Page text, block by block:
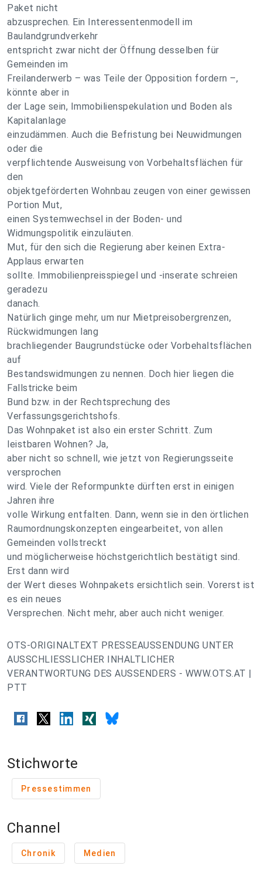
Paket nicht
abzusprechen. Ein Interessentenmodell im
Baulandgrundverkehr
entspricht zwar nicht der Öffnung desselben für
Gemeinden im
Freilanderwerb – was Teile der Opposition fordern –,
könnte aber in
der Lage sein, Immobilienspekulation und Boden als
Kapitalanlage
einzudämmen. Auch die Befristung bei Neuwidmungen
oder die
verpflichtende Ausweisung von Vorbehaltsflächen für
den
objektgeförderten Wohnbau zeugen von einer gewissen
Portion Mut,
einen Systemwechsel in der Boden- und
Widmungspolitik einzuläuten.
Mut, für den sich die Regierung aber keinen Extra-
Applaus erwarten
sollte. Immobilienpreisspiegel und -inserate schreien
geradezu
danach.
Natürlich ginge mehr, um nur Mietpreisobergrenzen,
Rückwidmungen lang
brachliegender Baugrundstücke oder Vorbehaltsflächen
auf
Bestandswidmungen zu nennen. Doch hier liegen die
Fallstricke beim
Bund bzw. in der Rechtsprechung des
Verfassungsgerichtshofs.
Das Wohnpaket ist also ein erster Schritt. Zum
leistbaren Wohnen? Ja,
aber nicht so schnell, wie jetzt von Regierungsseite
versprochen
wird. Viele der Reformpunkte dürften erst in einigen
Jahren ihre
volle Wirkung entfalten. Dann, wenn sie in den örtlichen
Raumordnungskonzepten eingearbeitet, von allen
Gemeinden vollstreckt
und möglicherweise höchstgerichtlich bestätigt sind.
Erst dann wird
der Wert dieses Wohnpakets ersichtlich sein. Vorerst ist
es ein neues
Versprechen. Nicht mehr, aber auch nicht weniger.
OTS-ORIGINALTEXT PRESSEAUSSENDUNG UNTER
AUSSCHLIESSLICHER INHALTLICHER
VERANTWORTUNG DES AUSSENDERS - WWW.OTS.AT |
PTT
Stichworte
Pressestimmen
Channel
Chronik Medien